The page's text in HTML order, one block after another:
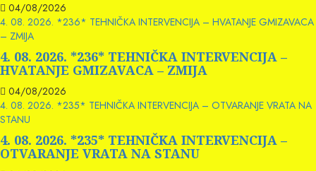
04/08/2026
4. 08. 2026. *236* TEHNIČKA INTERVENCIJA – HVATANJE GMIZAVACA
– ZMIJA
4. 08. 2026. *236* TEHNIČKA INTERVENCIJA –
HVATANJE GMIZAVACA – ZMIJA
04/08/2026
4. 08. 2026. *235* TEHNIČKA INTERVENCIJA – OTVARANJE VRATA NA
STANU
4. 08. 2026. *235* TEHNIČKA INTERVENCIJA –
OTVARANJE VRATA NA STANU